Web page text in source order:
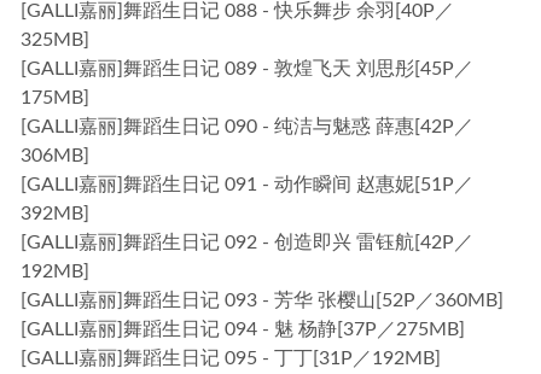
[GALLI嘉丽]舞蹈生日记 088 - 快乐舞步 余羽[40P／
325MB]
[GALLI嘉丽]舞蹈生日记 089 - 敦煌飞天 刘思彤[45P／
175MB]
[GALLI嘉丽]舞蹈生日记 090 - 纯洁与魅惑 薛惠[42P／
306MB]
[GALLI嘉丽]舞蹈生日记 091 - 动作瞬间 赵惠妮[51P／
392MB]
[GALLI嘉丽]舞蹈生日记 092 - 创造即兴 雷钰航[42P／
192MB]
[GALLI嘉丽]舞蹈生日记 093 - 芳华 张樱山[52P／360MB]
[GALLI嘉丽]舞蹈生日记 094 - 魅 杨静[37P／275MB]
[GALLI嘉丽]舞蹈生日记 095 - 丁丁[31P／192MB]